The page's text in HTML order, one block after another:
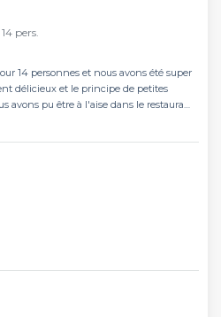
pers.
14 personnes et nous avons été super
délicieux et le principe de petites
avons pu être à l'aise dans le restaurant
Très bon endroit pour passer une soirée